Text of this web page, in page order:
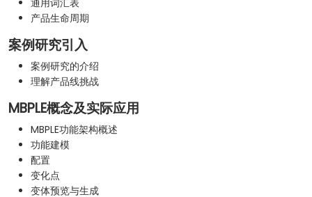
通用词汇表
产品生命周期
案例研究引入
案例研究的介绍
理解产品线挑战
MBPLE概念及实际应用
MBPLE功能架构概述
功能建模
配置
变化点
变体预览与生成